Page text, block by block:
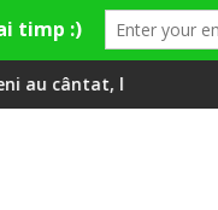
români parteneri, în
împreună cu Sting
RIVUS